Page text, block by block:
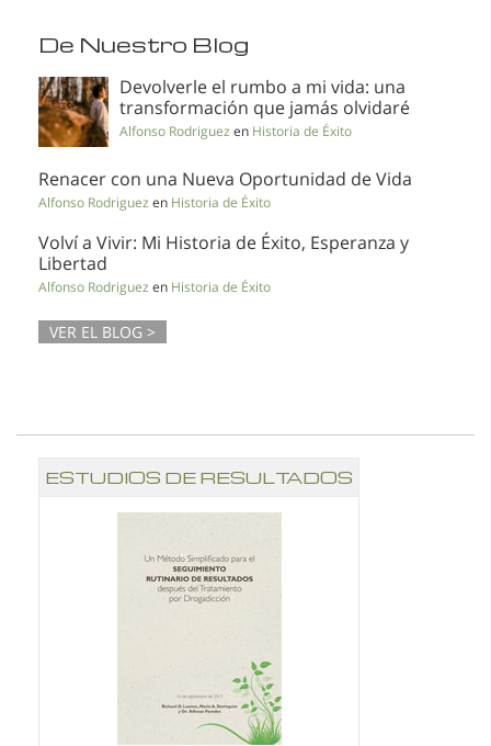
De Nuestro Blog
Devolverle el rumbo a mi vida: una
transformación que jamás olvidaré
Alfonso Rodriguez en Historia de Éxito
Renacer con una Nueva Oportunidad de Vida
Alfonso Rodriguez en Historia de Éxito
Volví a Vivir: Mi Historia de Éxito, Esperanza y
Libertad
Alfonso Rodriguez en Historia de Éxito
VER EL BLOG >
ESTUDIOS DE RESULTADOS